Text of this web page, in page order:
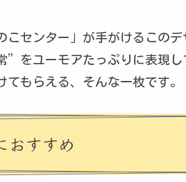
こセンター」が手がけるこの
”をユーモアたっぷりに表現し
てもらえる、そんな一枚です。
おすすめ